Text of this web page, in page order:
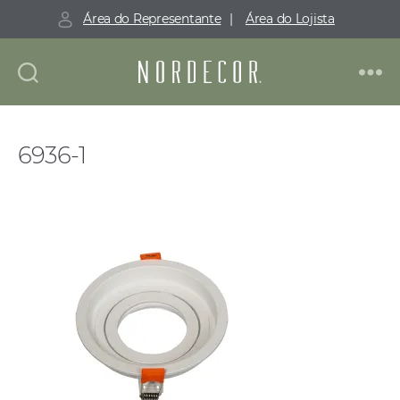
Área do Representante | Área do Lojista
Nordecor
6936-1